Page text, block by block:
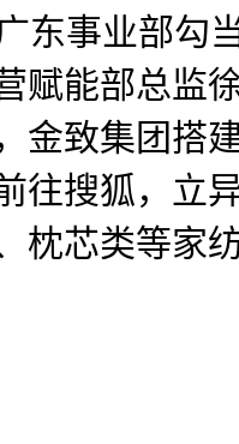
东事业部勾
赋能部总监
金致集团搭
往搜狐，立
芯类等家纺